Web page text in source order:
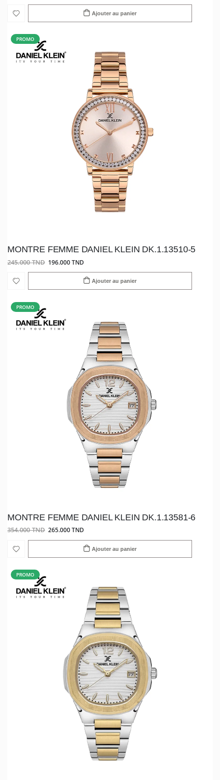
Ajouter au panier
PROMO
MONTRE FEMME DANIEL KLEIN DK.1.13510-5
245.000 TND 196.000 TND
Ajouter au panier
PROMO
MONTRE FEMME DANIEL KLEIN DK.1.13581-6
354.000 TND 265.000 TND
Ajouter au panier
PROMO